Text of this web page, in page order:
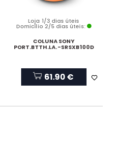
Loja 1/3 dias úteis
Domicílio 2/5 dias úteis:
COLUNA SONY
PORT.BTTH.LA.-SRSXB100D
61.90 €